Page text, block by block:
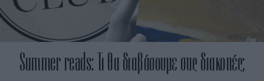
Summer reads: Τι θα διαβάσουμε στις διακοπές;